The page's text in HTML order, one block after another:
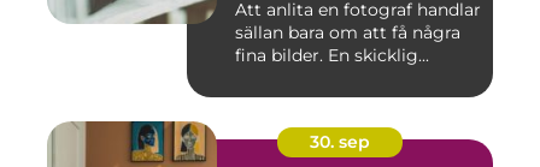
Att anlita en fotograf handlar
sällan bara om att få några
fina bilder. En skicklig...
30. sep